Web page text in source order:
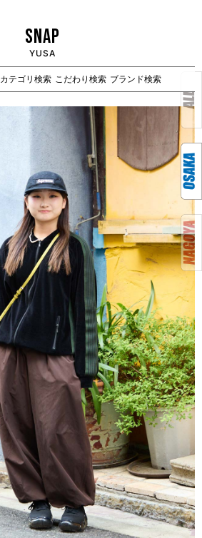
SNAP
YUSA
カテゴリ検索 こだわり検索 ブランド検索